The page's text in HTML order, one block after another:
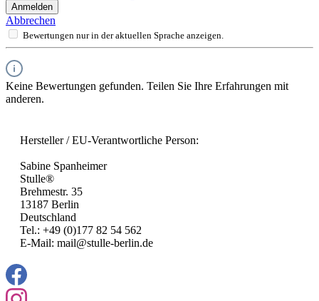
Anmelden
Abbrechen
Bewertungen nur in der aktuellen Sprache anzeigen.
Keine Bewertungen gefunden. Teilen Sie Ihre Erfahrungen mit
anderen.
Hersteller / EU-Verantwortliche Person:
Sabine Spanheimer
Stulle®
Brehmestr. 35
13187 Berlin
Deutschland
Tel.: +49 (0)177 82 54 562
E-Mail: mail@stulle-berlin.de